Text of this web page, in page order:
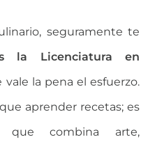
seguramente te
la Licenciatura en
la pena el esfuerzo.
aprender recetas; es
que combina arte,